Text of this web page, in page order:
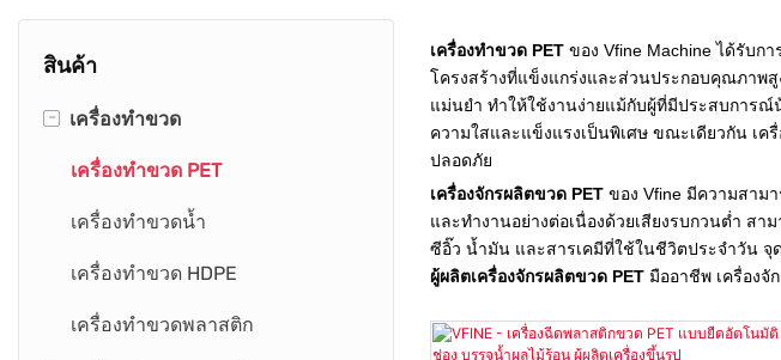
สินค้า
- เครื่องทำขวด
เครื่องทำขวด PET
เครื่องทำขวดน้ำ
เครื่องทำขวด HDPE
เครื่องทำขวดพลาสติก
เครื่องทำขวด PETของ Vfine Machine ได้รับก
โครงสร้างที่แข็งแกร่งและส่วนประกอบคุณภาพ
แม่นยำ ทำให้ใช้งานง่ายแม้กับผู้ที่มีประสบการ
ความใสและแข็งแรงเป็นพิเศษ ขณะเดียวกัน เค
ปลอดภัย
เครื่องจักรผลิตขวด PETของ Vfine มีความสาม
และทำงานอย่างต่อเนื่องด้วยเสียงรบกวนต่ำ ส
ซีอิ๊ว น้ำมัน และสารเคมีที่ใช้ในชีวิตประจำวัน จุ
ผู้ผลิตเครื่องจักรผลิตขวด PETมืออาชีพ เครื่องจั